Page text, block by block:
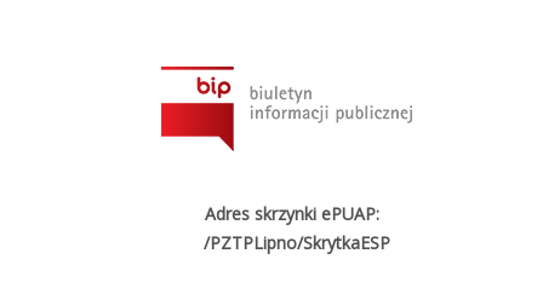
Adres skrzynki ePUAP:
/PZTPLipno/SkrytkaESP